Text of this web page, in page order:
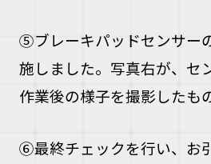
⑤ブレーキパッドセンサー
施しました。写真右が、セ
作業後の様子を撮影したも
⑥最終チェックを行い、お